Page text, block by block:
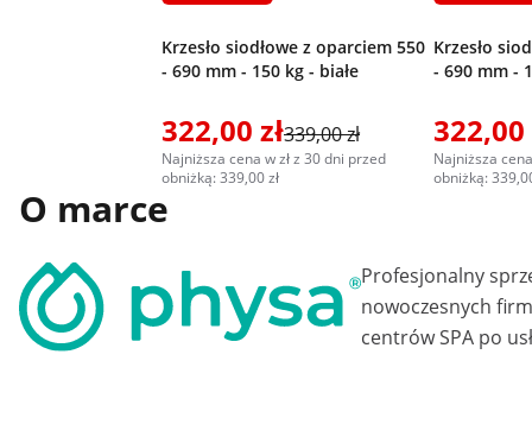
Krzesło siodłowe z oparciem 550
- 690 mm - 150 kg - białe
322,00 zł339,00 zł
Najniższa cena w zł z 30 dni przed
obniżką: 339,00 zł
Krzesło
- 690 mm -
322,00
Najniższa
obniżką:
O marce
Profesjonalny
nowoczesnych
centrów SPA po